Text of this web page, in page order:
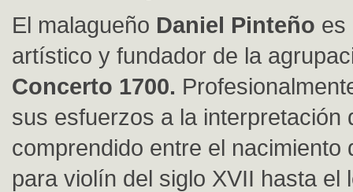
El malagueño Daniel Pinteño es
artístico y fundador de la
Concerto 1700.
sus esfuerzos a la interpretación
comprendido entre el nacimiento
para violín del siglo XVII hasta el